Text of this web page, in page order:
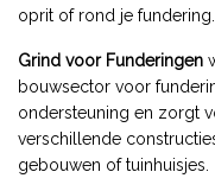
oprit of rond je fundering.
Grind voor Funderingen
bouwsector voor
ondersteuning en zorgt
verschillende
gebouwen of tuinhuisjes.